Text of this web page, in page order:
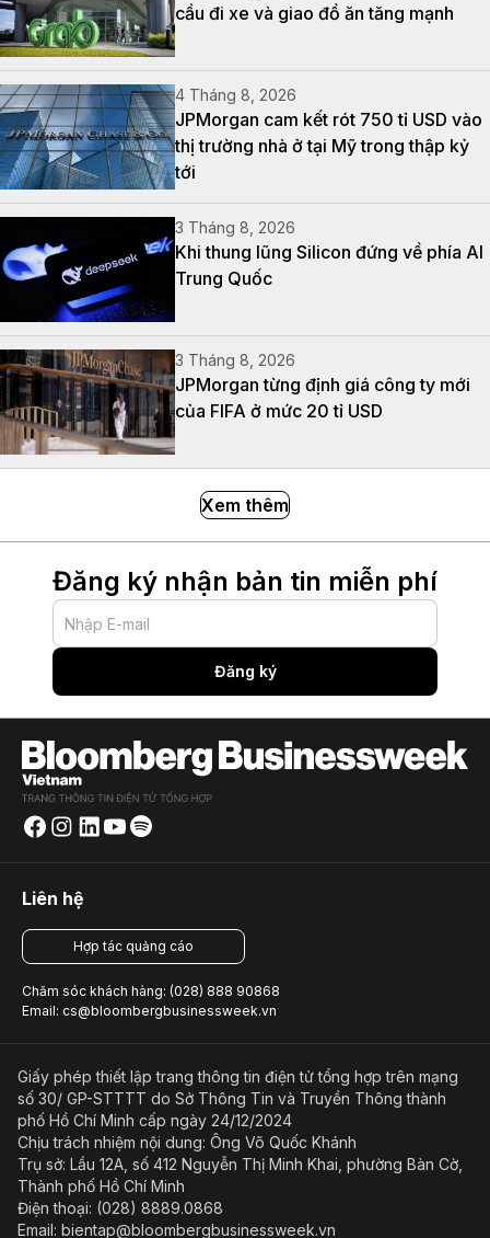
cầu đi xe và giao đồ ăn tăng mạnh
4 Tháng 8, 2026
JPMorgan cam kết rót 750 tỉ USD vào
thị trường nhà ở tại Mỹ trong thập kỷ
tới
3 Tháng 8, 2026
Khi thung lũng Silicon đứng về phía AI
Trung Quốc
3 Tháng 8, 2026
JPMorgan từng định giá công ty mới
của FIFA ở mức 20 tỉ USD
Xem thêm
Đăng ký nhận bản tin miễn phí
Đăng ký
Liên hệ
Hợp tác quảng cáo
Chăm sóc khách hàng: (028) 888 90868
Email: cs@bloombergbusinessweek.vn
Giấy phép thiết lập trang thông tin điện tử tổng hợp trên mạng
số 30/ GP-STTTT do Sở Thông Tin và Truyền Thông thành
phố Hồ Chí Minh cấp ngày 24/12/2024
Chịu trách nhiệm nội dung: Ông Võ Quốc Khánh
Trụ sở: Lầu 12A, số 412 Nguyễn Thị Minh Khai, phường Bàn Cờ,
Thành phố Hồ Chí Minh
Điện thoại: (028) 8889.0868
Email: bientap@bloombergbusinessweek.vn